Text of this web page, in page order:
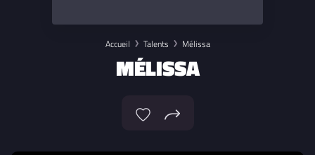
Accueil Talents Mélissa
MÉLISSA